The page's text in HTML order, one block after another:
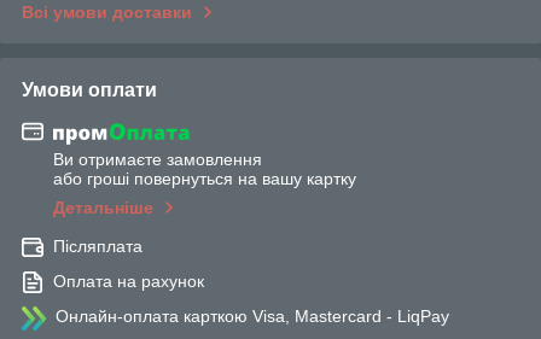
Всі умови доставки
Умови оплати
Ви отримаєте замовлення
або гроші повернуться на вашу картку
Детальніше
Післяплата
Оплата на рахунок
Онлайн-оплата карткою Visa, Mastercard - LiqPay